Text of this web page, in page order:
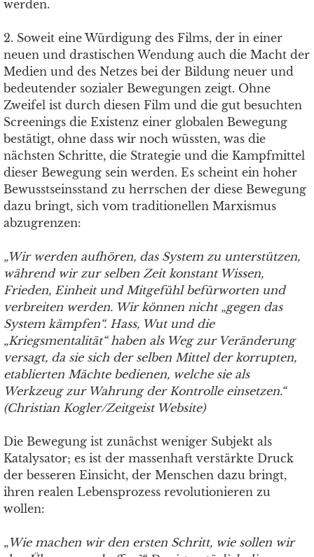
werden.
2. Soweit eine Würdigung des Films, der in einer
neuen und drastischen Wendung auch die Macht der
Medien und des Netzes bei der Bildung neuer und
bedeutender sozialer Bewegungen zeigt. Ohne
Zweifel ist durch diesen Film und die gut besuchten
Screenings die Existenz einer globalen Bewegung
bestätigt, ohne dass wir noch wüssten, was die
nächsten Schritte, die Strategie und die Kampfmittel
dieser Bewegung sein werden. Es scheint ein hoher
Bewusstseinsstand zu herrschen der diese Bewegung
dazu bringt, sich vom traditionellen Marxismus
abzugrenzen:
„Wir werden aufhören, das System zu unterstützen,
während wir zur selben Zeit konstant Wissen,
Frieden, Einheit und Mitgefühl befürworten und
verbreiten werden. Wir können nicht „gegen das
System kämpfen“. Hass, Wut und die
„Kriegsmentalität“ haben als Weg zur Veränderung
versagt, da sie sich der selben Mittel der korrupten,
etablierten Mächte bedienen, welche sie als
Werkzeug zur Wahrung der Kontrolle einsetzen.“
(Christian Kogler/Zeitgeist Website)
Die Bewegung ist zunächst weniger Subjekt als
Katalysator; es ist der massenhaft verstärkte Druck
der besseren Einsicht, der Menschen dazu bringt,
ihren realen Lebensprozess revolutionieren zu
wollen:
„Wie machen wir den ersten Schritt, wie sollen wir